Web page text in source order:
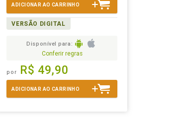
ADICIONAR AO CARRINHO
VERSÃO DIGITAL
Disponível para:
Conferir regras
por R$ 49,90
ADICIONAR AO CARRINHO